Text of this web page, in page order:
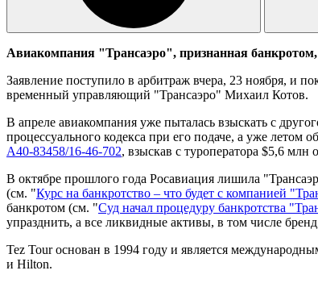
Авиакомпания "Трансаэро", признанная
Заявление поступило в арбитраж вчера, 23 ноября, и
временный управляющий "Трансаэро" Михаил Котов.
В апреле авиакомпания уже пыталась взыскать с
процессуального кодекса при его подаче, а уже
А40-83458/16-46-702, взыскав с туроператора $5,6
В октябре прошлого года Росавиация лишила
(см. "Курс на банкротство – что будет с компанией
банкротом (см. "Суд начал процедуру банкротства
упразднить, а все ликвидные активы, в том числе
Tez Tour основан в 1994 году и является
и Hilton.